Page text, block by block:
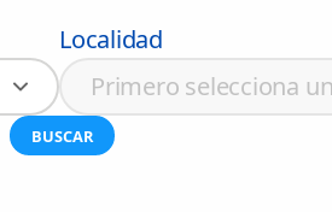
Localidad
Primero selecciona
BUSCAR